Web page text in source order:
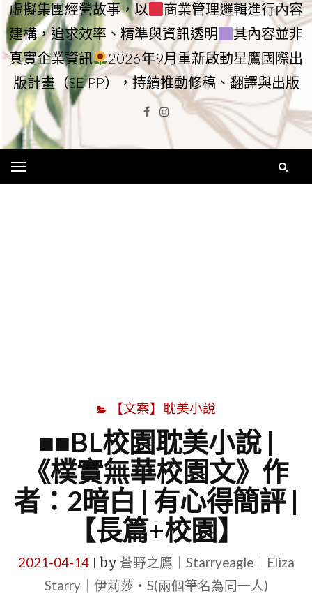
虛擬集團經營故事，以
商業管理邏輯進行內容
建構，追求效率、精準與資訊透明
其內容並非
真實企業資訊
2026年9月重新啟動星鷹國際出
版計畫（SEIPP），持續推動修稿、翻譯與出版
Facebook
Instagram
【文案】耽美小說
■■BL校園耽美小說 |
《樸實無華校園文》作
者：2暗白 | 有心得簡評 |
【長篇+校園】
2021-04-14| by 蒼野之鷹｜Starryeagle｜Eliza
Starry｜伊莉莎・S(兩個筆名為同一人)